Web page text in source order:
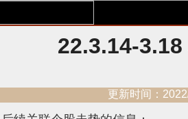
22.3.14-
更新时间：